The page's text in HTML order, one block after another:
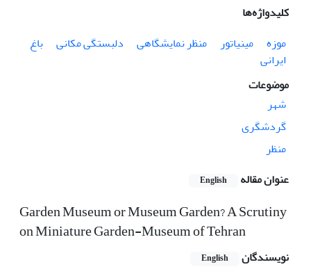
کلیدواژه‌ها
موزه
مینیاتور منظر نمایشگاهی دلبستگی مکانی
باغ
ایرانی
موضوعات
شهر
گردشگری
منظر
عنوان مقاله
English
Garden Museum or Museum Garden? A Scrutiny
on Miniature Garden-Museum of Tehran
نویسندگان English